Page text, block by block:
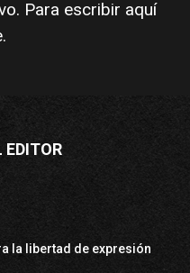
Para escribir aquí
.
EDITOR
la libertad de expresión